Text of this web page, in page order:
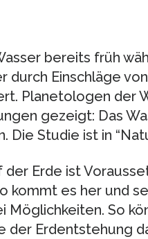
bereits früh
durch Einschläge
Planetologen der
gezeigt: Das
Die Studie ist in
der Erde ist
kommt es her und
Möglichkeiten. So
der Erdentstehung